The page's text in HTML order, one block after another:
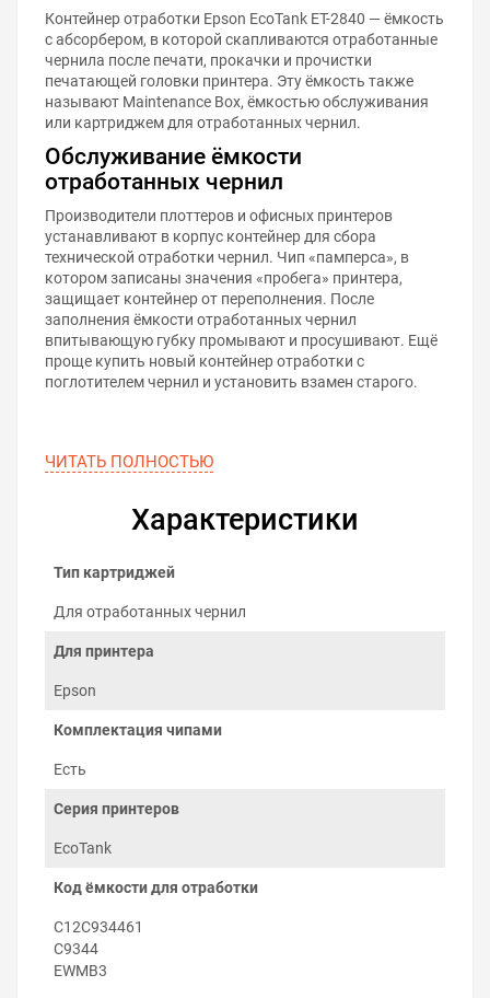
Контейнер отработки Epson EcoTank ET-2840 — ёмкость
с абсорбером, в которой скапливаются отработанные
чернила после печати, прокачки и прочистки
печатающей головки принтера. Эту ёмкость также
называют Maintenance Box, ёмкостью обслуживания
или картриджем для отработанных чернил.
Обслуживание ёмкости
отработанных чернил
Производители плоттеров и офисных принтеров
устанавливают в корпус контейнер для сбора
технической отработки чернил. Чип «памперса», в
котором записаны значения «пробега» принтера,
защищает контейнер от переполнения. После
заполнения ёмкости отработанных чернил
впитывающую губку промывают и просушивают. Ещё
проще купить новый контейнер отработки с
поглотителем чернил и установить взамен старого.
Как заменить ёмкость для
EcoTank ET-2840
Заменить ёмкость отработанных чернил можно
Выключите принтер.
Выкрутите винт крышки отсека обслуживания и
снимите крышку.
Извлеките использованный контейнер
ЧИТАТЬ ПОЛНОСТЬЮ
Характеристики
Тип картриджей
Для отработанных чернил
Для принтера
Epson
Комплектация чипами
Есть
Серия принтеров
EcoTank
Код ёмкости для отработки
C12C934461
C9344
EWMB3